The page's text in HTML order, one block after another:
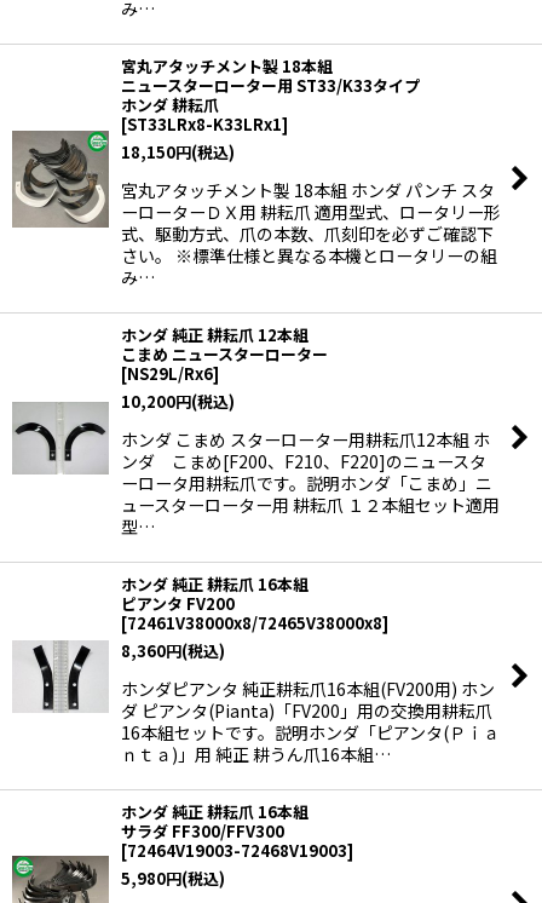
み…
宮丸アタッチメント製 18本組
ニュースターローター用 ST33/K33タイプ
ホンダ 耕耘爪
[ST33LRx8-K33LRx1]
18,150円(税込)
宮丸アタッチメント製 18本組 ホンダ パンチ スタ
ーローターＤＸ用 耕耘爪 適用型式、ロータリー形
式、駆動方式、爪の本数、爪刻印を必ずご確認下
さい。 ※標準仕様と異なる本機とロータリーの組
み…
ホンダ 純正 耕耘爪 12本組
こまめ ニュースターローター
[NS29L/Rx6]
10,200円(税込)
ホンダ こまめ スターローター用耕耘爪12本組 ホ
ンダ こまめ[F200、F210、F220]のニュースタ
ーロータ用耕耘爪です。説明ホンダ「こまめ」ニ
ュースターローター用 耕耘爪 １２本組セット適用
型…
ホンダ 純正 耕耘爪 16本組
ピアンタ FV200
[72461V38000x8/72465V38000x8]
8,360円(税込)
ホンダピアンタ 純正耕耘爪16本組(FV200用) ホン
ダ ピアンタ(Pianta)「FV200」用の交換用耕耘爪
16本組セットです。説明ホンダ「ピアンタ(Ｐｉａ
ｎｔａ)」用 純正 耕うん爪16本組…
ホンダ 純正 耕耘爪 16本組
サラダ FF300/FFV300
[72464V19003-72468V19003]
5,980円(税込)